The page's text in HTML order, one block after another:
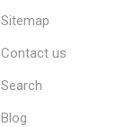
Sitemap
Contact us
Search
Blog